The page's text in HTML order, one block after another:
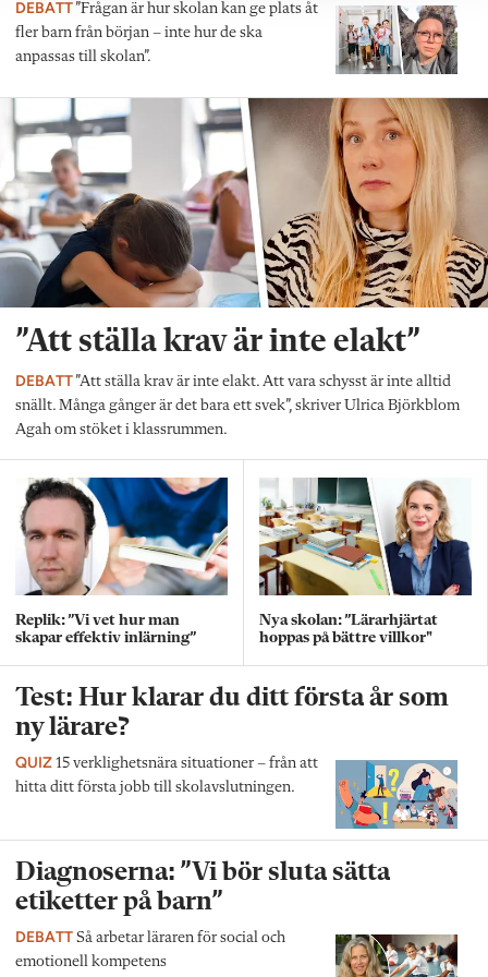
DEBATT”Frågan är hur skolan kan ge plats åt
fler barn från början – inte hur de ska
anpassas till skolan”.
”Att ställa krav är inte elakt”
DEBATT”Att ställa krav är inte elakt. Att vara schysst är inte alltid
snällt. Många gånger är det bara ett svek”, skriver Ulrica Björkblom
Agah om stöket i klassrummen.
Replik: ”Vi vet hur man
skapar effektiv inlärning”
Nya skolan: ”Lärarhjärtat
hoppas på bättre villkor"
Test: Hur klarar du ditt första år som
ny lärare?
QUIZ 15 verklighetsnära situationer – från att
hitta ditt första jobb till skolavslutningen.
Diagnoserna: ”Vi bör sluta sätta
etiketter på barn”
DEBATT Så arbetar läraren för social och
emotionell kompetens